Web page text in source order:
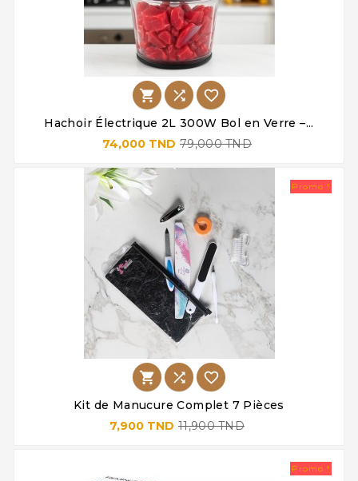
  
Hachoir Électrique 2L 300W Bol en Verre –...
74,000 TND 79,000 TND
Promo !
  
Kit de Manucure Complet 7 Pièces
7,900 TND 11,900 TND
Promo !